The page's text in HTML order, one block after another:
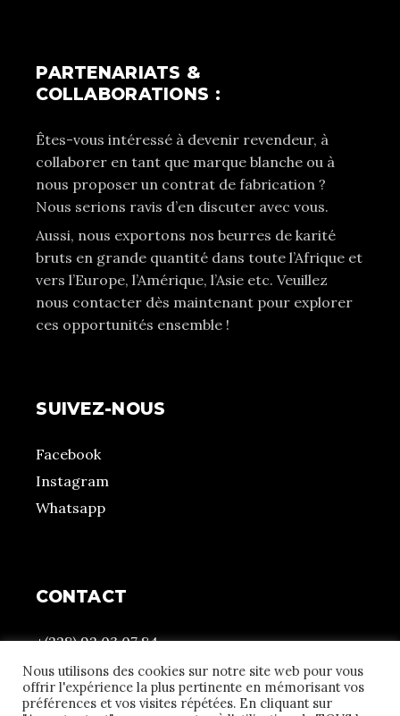
PARTENARIATS &
COLLABORATIONS :
Êtes-vous intéressé à devenir revendeur, à
collaborer en tant que marque blanche ou à
nous proposer un contrat de fabrication ?
Nous serions ravis d’en discuter avec vous.
Aussi, nous exportons nos beurres de karité
bruts en grande quantité dans toute l’Afrique et
vers l’Europe, l’Amérique, l’Asie etc. Veuillez
nous contacter dès maintenant pour explorer
ces opportunités ensemble !
SUIVEZ-NOUS
Facebook
Instagram
Whatsapp
CONTACT
+(228) 92 03 07 84
contact@atchonou.com
15 Rue Ouma – Hanoukopé
Nous utilisons des cookies sur notre site web pour vous
offrir l'expérience la plus pertinente en mémorisant vos
préférences et vos visites répétées. En cliquant sur